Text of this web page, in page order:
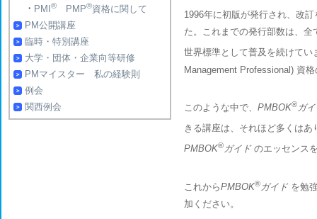
・ PMI® PMP®資格に関して
PM公開講座
臨時・特別講座
大学・団体・企業向等研修
PMマイスター 私の経験則
例会
関西例会
1996年に初版が発行され、改
た。これまでの発行部数は、
世界標準として普及を続けてい
Management Professional) 資
このような中で、 PMBOK® ガ
きる講座は、それほど多くは
PMBOK®ガイドのエッセンス
これからPMBOK® ガイドを勉
加ください。